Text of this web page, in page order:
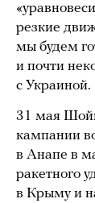
резкие
мы будем
и почти
с Украиной.
31 мая
кампании
в Анапе в
ракетного
в Крыму и